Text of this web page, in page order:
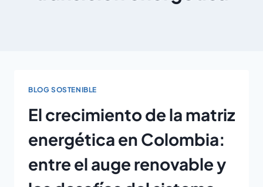
BLOG SOSTENIBLE
El crecimiento de la matriz
energética en Colombia:
entre el auge renovable y